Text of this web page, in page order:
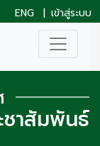
ENG | เข้าสู่ระบบ
ชาสัมพันธ์